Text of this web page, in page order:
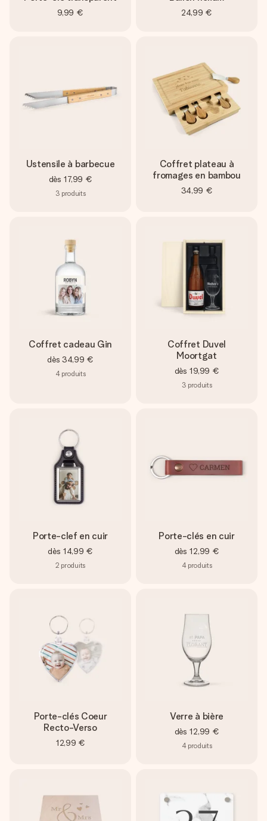
9,99 € 24,99 €
Ustensile à barbecue
dès 17,99 €
3 produits
Coffret plateau à
fromages en bambou
34,99 €
Coffret cadeau Gin
dès 34,99 €
4 produits
Coffret Duvel
Moortgat
dès 19,99 €
3 produits
Porte-clef en cuir
dès 14,99 €
2 produits
Porte-clés en cuir
dès 12,99 €
4 produits
Porte-clés Coeur
Recto-Verso
12,99 €
Verre à bière
dès 12,99 €
4 produits